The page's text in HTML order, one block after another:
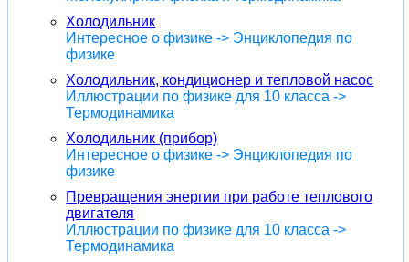
Холодильник
Интересное о физике -> Энциклопедия по
физике
Холодильник, кондиционер и тепловой насос
Иллюстрации по физике для 10 класса ->
Термодинамика
Холодильник (прибор)
Интересное о физике -> Энциклопедия по
физике
Превращения энергии при работе теплового
двигателя
Иллюстрации по физике для 10 класса ->
Термодинамика